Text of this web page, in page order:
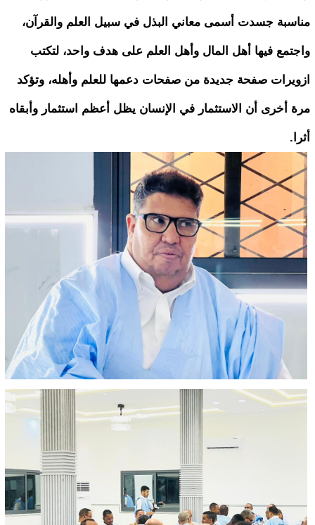
مناسبة جسدت أسمى معاني البذل في سبيل العلم والقرآن،
واجتمع فيها أهل المال وأهل العلم على هدف واحد، لتكتب
ازويرات صفحة جديدة من صفحات دعمها للعلم وأهله، وتؤكد
مرة أخرى أن الاستثمار في الإنسان يظل أعظم استثمار وأبقاه
أثرا.